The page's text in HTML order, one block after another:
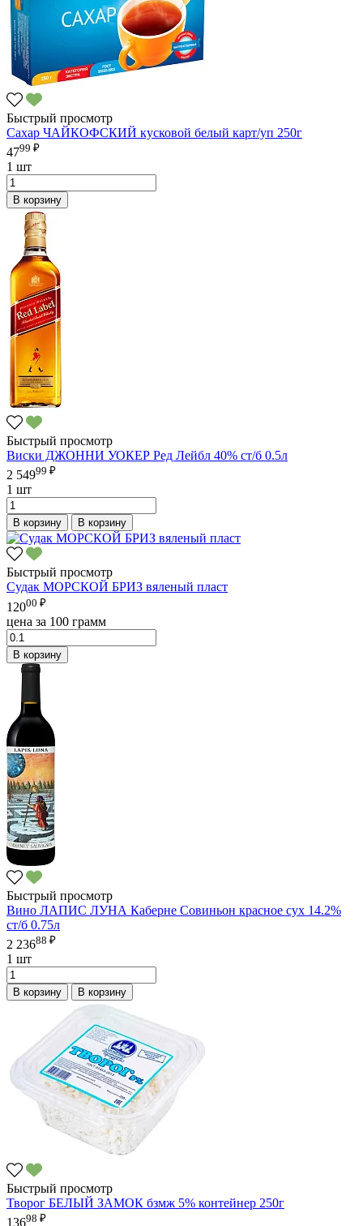
Быстрый просмотр
Сахар ЧАЙКОФСКИЙ кусковой белый карт/уп 250г
4799 ₽
1 шт
В корзину
Быстрый просмотр
Виски ДЖОННИ УОКЕР Ред Лейбл 40% ст/б 0.5л
2 54999 ₽
1 шт
В корзину В корзину
Быстрый просмотр
Судак МОРСКОЙ БРИЗ вяленый пласт
12000 ₽
цена за 100 грамм
В корзину
Быстрый просмотр
Вино ЛАПИС ЛУНА Каберне Совиньон красное сух 14.2%
ст/б 0.75л
2 23688 ₽
1 шт
В корзину В корзину
Быстрый просмотр
Творог БЕЛЫЙ ЗАМОК бзмж 5% контейнер 250г
13698 ₽